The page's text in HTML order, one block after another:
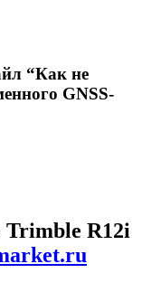
“Как не
GNSS-
Trimble R12i